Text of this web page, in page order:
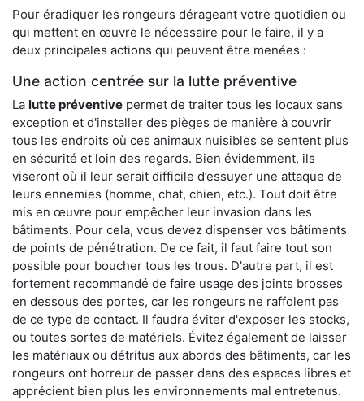
Pour éradiquer les rongeurs dérageant votre quotidien ou
qui mettent en œuvre le nécessaire pour le faire, il y a
deux principales actions qui peuvent être menées :
Une action centrée sur la lutte préventive
La lutte préventive permet de traiter tous les locaux sans
exception et d'installer des pièges de manière à couvrir
tous les endroits où ces animaux nuisibles se sentent plus
en sécurité et loin des regards. Bien évidemment, ils
viseront où il leur serait difficile d’essuyer une attaque de
leurs ennemies (homme, chat, chien, etc.). Tout doit être
mis en œuvre pour empêcher leur invasion dans les
bâtiments. Pour cela, vous devez dispenser vos bâtiments
de points de pénétration. De ce fait, il faut faire tout son
possible pour boucher tous les trous. D'autre part, il est
fortement recommandé de faire usage des joints brosses
en dessous des portes, car les rongeurs ne raffolent pas
de ce type de contact. Il faudra éviter d'exposer les stocks,
ou toutes sortes de matériels. Évitez également de laisser
les matériaux ou détritus aux abords des bâtiments, car les
rongeurs ont horreur de passer dans des espaces libres et
apprécient bien plus les environnements mal entretenus.